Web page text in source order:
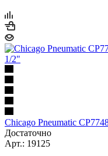
Chicago Pneumatic
Достаточно
Арт.: 19125